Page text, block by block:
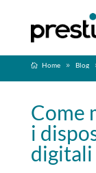
Home Blog
Come
i
digitali